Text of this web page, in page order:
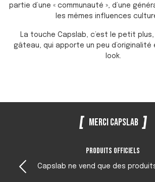
partie d’une « communauté », d’une
les mêmes influences
La touche Capslab, c’est le petit
gâteau, qui apporte un peu d’originalité
look.
Merci Capslab
Produits officiels
Capslab ne vend que des